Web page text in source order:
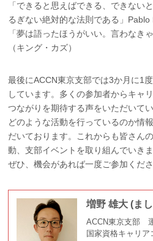
「できると思えばできる、できない
るぎない絶対的な法則である」Pablo
「夢は語ったほうがいい。言わなき
（キング・カズ）
最後にACCN東京支部では3か月に1
しています。多くの参加者からキャ
つながりを期待する声をいただいて
どのような活動を行っているのか情
だいております。これからも皆さん
動、支部イベントを取り組んでいきま
ぜひ、機会があれば一度ご参加くださ
増野 雄大 (ま
ACCN東京支部
国家資格キャリア